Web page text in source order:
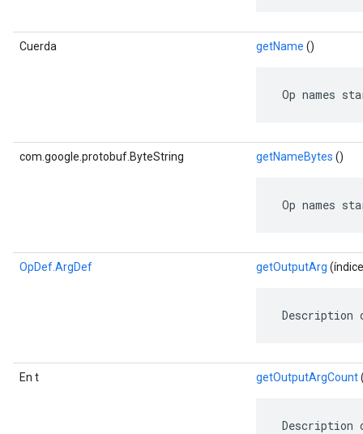
Cuerda getName ()
Op names
com.google.protobuf.ByteString getNameBytes ()
Op names
OpDef.ArgDef getOutputArg
En t getOutputArgCount